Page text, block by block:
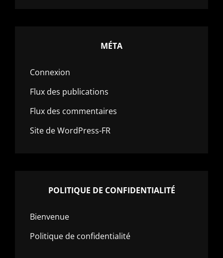
MÉTA
Connexion
Flux des publications
Flux des commentaires
Site de WordPress-FR
POLITIQUE DE CONFIDENTIALITÉ
Bienvenue
Politique de confidentialité